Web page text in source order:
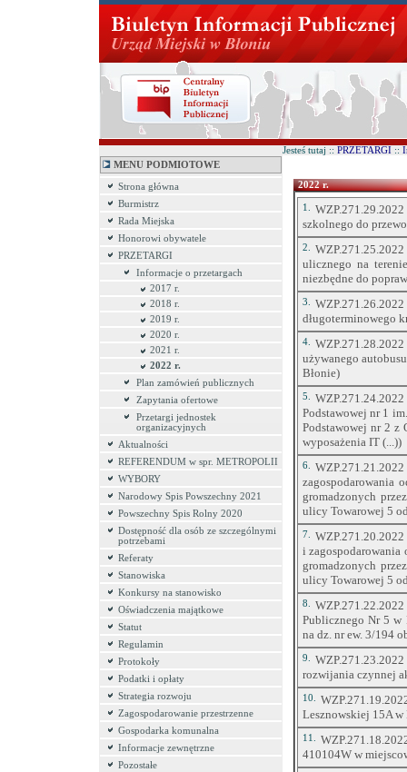
MENU PODMIOTOWE
Strona główna
Burmistrz
Rada Miejska
Honorowi obywatele
PRZETARGI
Informacje o przetargach
2017 r.
2018 r.
2019 r.
2020 r.
2021 r.
2022 r.
Plan zamówień publicznych
Zapytania ofertowe
Przetargi jednostek
organizacyjnych
Aktualności
REFERENDUM w spr. METROPOLII
WYBORY
Narodowy Spis Powszechny 2021
Powszechny Spis Rolny 2020
Dostępność dla osób ze szczególnymi
potrzebami
Referaty
Stanowiska
Konkursy na stanowisko
Oświadczenia majątkowe
Statut
Regulamin
Protokoły
Podatki i opłaty
Strategia rozwoju
Zagospodarowanie przestrzenne
Gospodarka komunalna
Informacje zewnętrzne
Pozostałe
Jesteś tutaj :: PRZETARGI ::
2022 r.
1.
szkolnego do
2.
ulicznego na
niezbędne do
3.
długoterminowego
4.
używanego
Błonie)
5.
Podstawowej nr 1
Podstawowej nr 2 z
wyposażenia IT (...))
6.
zagospodarowania
gromadzonych
ulicy Towarowej 5
7.
i
gromadzonych
ulicy Towarowej 5
8.
Publicznego Nr 5 w
na dz. nr ew. 3/194
9.
rozwijania czynnej
10.
Lesznowskiej 15A w
11.
410104W w